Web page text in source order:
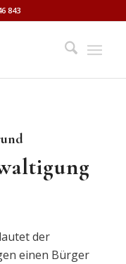
843
der
einen Bürger